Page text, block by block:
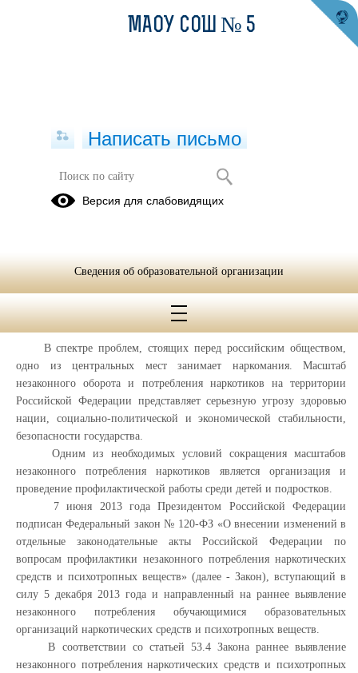
Информация для родителей
(законных представителей)
тестирования в образовательной
организации
В спектре проблем, стоящих перед российским обществом,
одно из центральных мест занимает наркомания. Масштаб
незаконного оборота и потребления наркотиков на территории
Российской Федерации представляет серьезную угрозу здоровью
нации, социально-политической и экономической стабильности,
безопасности государства.
Одним из необходимых условий сокращения масштабов
незаконного потребления наркотиков является организация и
проведение профилактической работы среди детей и подростков.
7 июня 2013 года Президентом Российской Федерации
подписан Федеральный закон № 120-ФЗ «О внесении изменений в
отдельные законодательные акты Российской Федерации по
вопросам профилактики незаконного потребления наркотических
средств и психотропных веществ» (далее - Закон), вступающий в
силу 5 декабря 2013 года и направленный на раннее выявление
незаконного потребления обучающимися образовательных
организаций наркотических средств и психотропных веществ.
В соответствии со статьей 53.4 Закона раннее выявление
незаконного потребления наркотических средств и психотропных
МАОУ СОШ № 5
Написать письмо
Версия для слабовидящих
Сведения об образовательной организации